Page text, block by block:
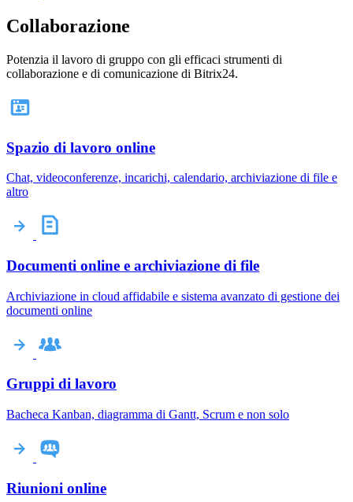
Collaborazione
Potenzia il lavoro di gruppo con gli efficaci strumenti di
collaborazione e di comunicazione di Bitrix24.
Spazio di lavoro online
Chat, videoconferenze, incarichi, calendario, archiviazione di file e
altro
Documenti online e archiviazione di file
Archiviazione in cloud affidabile e sistema avanzato di gestione dei
documenti online
Gruppi di lavoro
Bacheca Kanban, diagramma di Gantt, Scrum e non solo
Riunioni online